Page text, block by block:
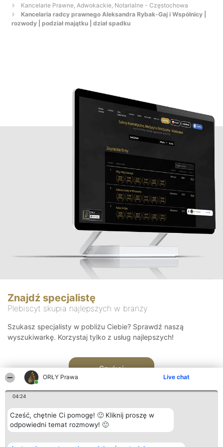
ORŁY Prawa Live chat
04:24
Cześć, chętnie Ci pomogę! 🙂 Kliknij proszę w
odpowiedni temat rozmowy! 🙂
Kancelarie Prawne, Adwokackie, Notarialne - Częstochowa
Kancelaria radcy prawnego Aleksandra Rybak-Gaj i Wspólnicy |
rozwody | podział majątku | dział spadku
Znajdź specjalistę
Plebiscyt skupia najlepszych w branży
Szukasz specjalisty w pobliżu Ciebie? Sprawdź naszą
wyszukiwarkę. Korzystaj tylko z usług najlepszych!
Szukaj
Organizator plebiscytu Plebiscyt Kontakt